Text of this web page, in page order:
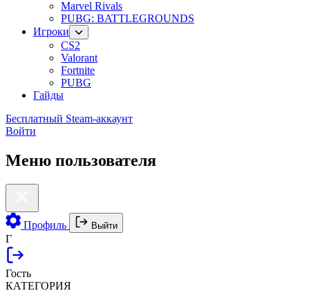
Marvel Rivals
PUBG: BATTLEGROUNDS
Игроки
CS2
Valorant
Fortnite
PUBG
Гайды
Бесплатный Steam-аккаунт
Войти
Меню пользователя
Профиль Выйти
Г
Гость
КАТЕГОРИЯ